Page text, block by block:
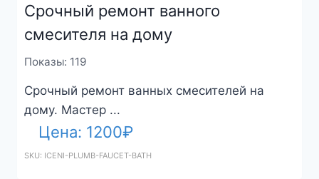
Срочный ремонт ванного
смесителя на дому
Показы: 119
Срочный ремонт ванных смесителей на
дому. Мастер ...
Цена: 1200₽
SKU: ICENI-PLUMB-FAUCET-BATH